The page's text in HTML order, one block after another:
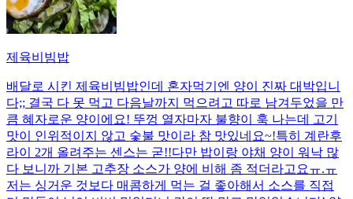
제육비빔밥
배달로 시킨 제육비빔밥인데 혼자먹기엔 양이 진짜 대박입니
다;; 결국 다 못 먹고 다음날까지 먹으려고 따로 남겨두었을 만
큼 혜자로운 양이에요! 뚜껑 열자마자 불향이 훅 나는데 고기
맛이 인위적이지 않고 숯불 맛이라 참 맛있네요~!특히 계란후
라이 2개 올려주는 센스는 굳!! ​다만 밥이랑 야채 양이 워낙 많
다 보니까 기본 고추장 소스가 양에 비해 좀 적더라고요ㅠ.ㅠ
저는 싱거운 것보다 매콤하게 먹는 걸 좋아해서 소스를 직접